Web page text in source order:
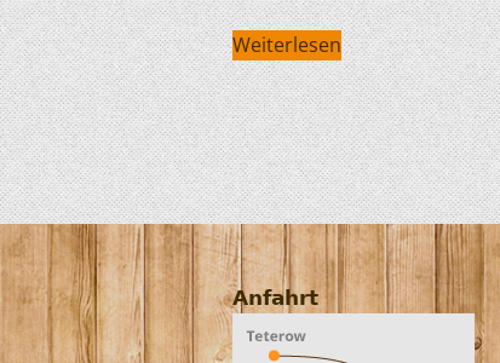
Weiterlesen
Anfahrt